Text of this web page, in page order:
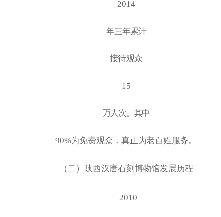
2014
年三年累计
接待观众
15
万人次。其中
90%为免费观众，真正为老百姓服务。
（二）陕西汉唐石刻博物馆发展历程
2010